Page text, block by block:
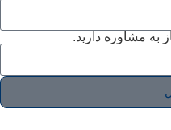
به مشاوره دارید.